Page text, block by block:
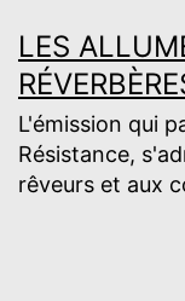
au
contenu
LES
L'émission qui
Résistance,
rêveurs et aux